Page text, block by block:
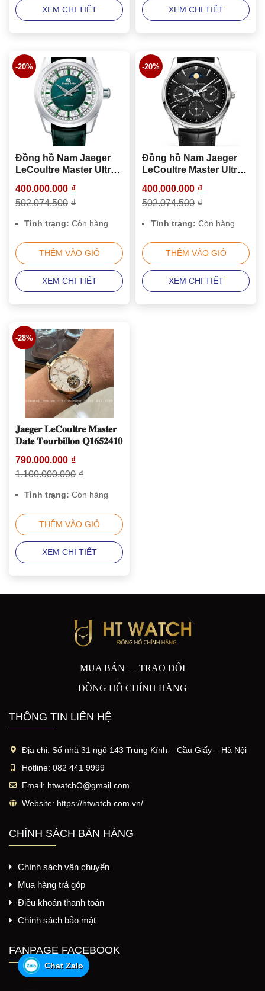
XEM CHI TIẾT XEM CHI TIẾT
Đồng hồ Nam Jaeger
LeCoultre Master Ultra
Calendar Q1308470
400.000.000 ₫
502.074.500 ₫
Tình trạng: Còn hàng
THÊM VÀO GIỎ
-20%
XEM CHI TIẾT
Đồng hồ Nam Jaeger
LeCoultre Master Ultra
Calendar Q1308470
400.000.000 ₫
502.074.500 ₫
Tình trạng: Còn hàng
THÊM VÀO GIỎ
-20%
XEM CHI TIẾT
𝐉𝐚𝐞𝐠𝐞𝐫 𝐋𝐞𝐂𝐨𝐮𝐥𝐭𝐫𝐞 𝐌𝐚𝐬𝐭𝐞𝐫
𝐃𝐚𝐭𝐞 𝐓𝐨𝐮𝐫𝐛𝐢𝐥𝐥𝐨𝐧 𝐐𝟏𝟔𝟓𝟐𝟒𝟏𝟎
790.000.000 ₫
1.100.000.000 ₫
Tình trạng: Còn hàng
THÊM VÀO GIỎ
-28%
XEM CHI TIẾT
MUA BÁN – TRAO ĐỔI
ĐỒNG HỒ CHÍNH HÃNG
THÔNG TIN LIÊN HỆ
Địa chỉ: Số nhà 31 ngõ 143 Trung Kính – Cầu Giấy – Hà Nội
Hotline: 082 441 9999
Email: htwatchO@gmail.com
Website: https://htwatch.com.vn/
CHÍNH SÁCH BÁN HÀNG
Chính sách vận chuyển
Mua hàng trả góp
Điều khoản thanh toán
Chính sách bảo mật
FANPAGE FACEBOOK
Chat Zalo